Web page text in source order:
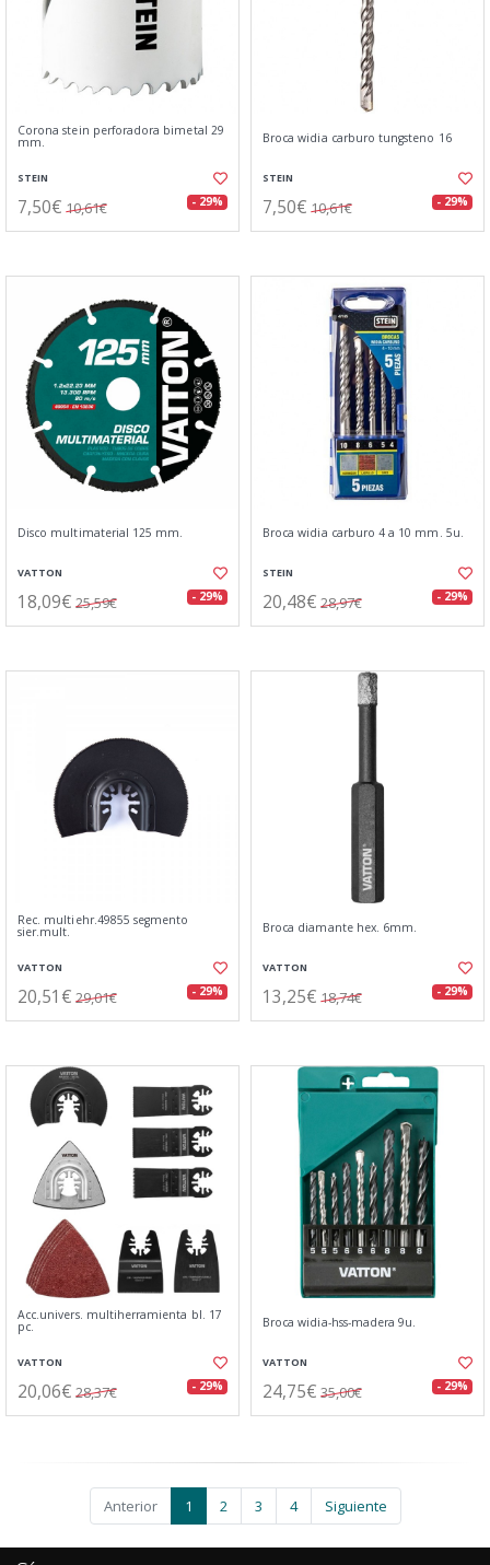
Corona stein perforadora bimetal 29
mm.
STEIN
7,50€ 10,61€ - 29%
Broca widia carburo tungsteno 16
STEIN
7,50€ 10,61€ - 29%
Disco multimaterial 125 mm.
VATTON
18,09€ 25,59€ - 29%
Broca widia carburo 4 a 10 mm. 5u.
STEIN
20,48€ 28,97€ - 29%
Rec. multiehr.49855 segmento
sier.mult.
VATTON
20,51€ 29,01€ - 29%
Broca diamante hex. 6mm.
VATTON
13,25€ 18,74€ - 29%
Acc.univers. multiherramienta bl. 17
pc.
VATTON
20,06€ 28,37€ - 29%
Broca widia-hss-madera 9u.
VATTON
24,75€ 35,00€ - 29%
Anterior 1 2 3 4 Siguiente